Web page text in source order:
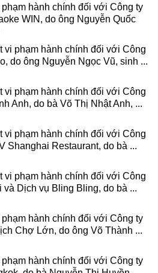
hành chính đối với Công ty
WIN, do ông Nguyễn Quốc
vi phạm hành chính đối với Công
do ông Nguyễn Ngọc Vũ, sinh ...
vi phạm hành chính đối với Công
Anh, do bà Võ Thị Nhật Anh, ...
vi phạm hành chính đối với Công
Shanghai Restaurant, do bà ...
vi phạm hành chính đối với Công
Dịch vụ Bling Bling, do bà ...
hành chính đối với Công ty
Chợ Lớn, do ông Võ Thành ...
hành chính đối với Công ty